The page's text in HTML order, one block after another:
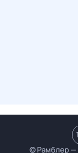
© Рамблер —